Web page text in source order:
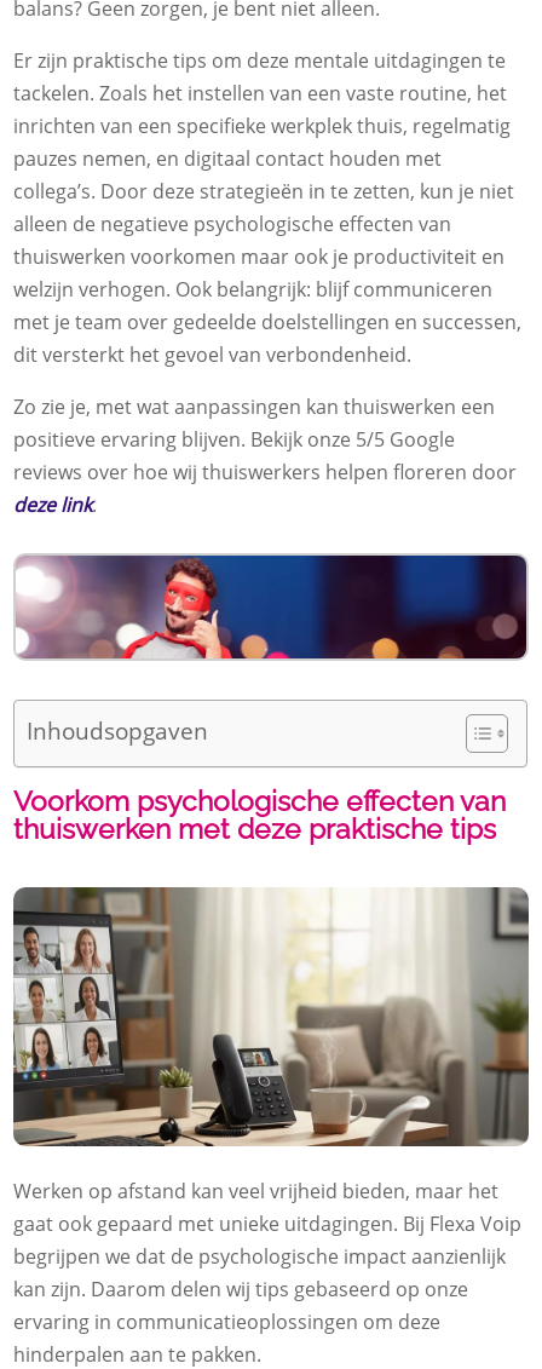
balans? Geen zorgen, je bent niet alleen.
Er zijn praktische tips om deze mentale uitdagingen te
tackelen. Zoals het instellen van een vaste routine, het
inrichten van een specifieke werkplek thuis, regelmatig
pauzes nemen, en digitaal contact houden met
collega’s. Door deze strategieën in te zetten, kun je niet
alleen de negatieve psychologische effecten van
thuiswerken voorkomen maar ook je productiviteit en
welzijn verhogen. Ook belangrijk: blijf communiceren
met je team over gedeelde doelstellingen en successen,
dit versterkt het gevoel van verbondenheid.
Zo zie je, met wat aanpassingen kan thuiswerken een
positieve ervaring blijven. Bekijk onze 5/5 Google
reviews over hoe wij thuiswerkers helpen floreren door
deze link.
Inhoudsopgaven
Voorkom psychologische effecten van
thuiswerken met deze praktische tips
Werken op afstand kan veel vrijheid bieden, maar het
gaat ook gepaard met unieke uitdagingen. Bij Flexa Voip
begrijpen we dat de psychologische impact aanzienlijk
kan zijn. Daarom delen wij tips gebaseerd op onze
ervaring in communicatieoplossingen om deze
hinderpalen aan te pakken.